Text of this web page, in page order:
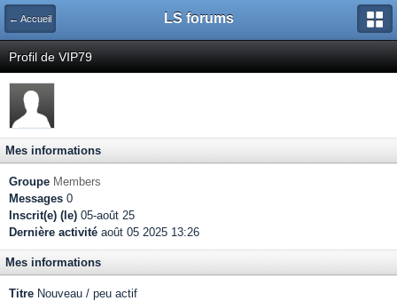
← Accueil LS forums
Profil de VIP79
Mes informations
Groupe Members
Messages 0
Inscrit(e) (le) 05-août 25
Dernière activité août 05 2025 13:26
Mes informations
Titre Nouveau / peu actif